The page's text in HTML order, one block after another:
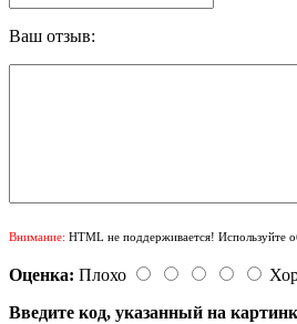
Ваш отзыв:
Внимание: HTML не поддерживается! Используйте
Оценка: Плохо
Введите код, указанный на